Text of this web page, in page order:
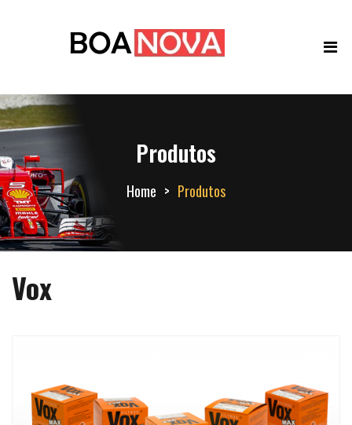
Produtos
Home Produtos
Vox